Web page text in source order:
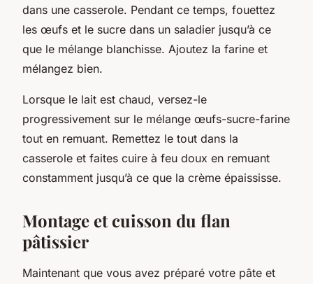
dans une casserole. Pendant ce temps, fouettez
les œufs et le sucre dans un saladier jusqu’à ce
que le mélange blanchisse. Ajoutez la farine et
mélangez bien.
Lorsque le lait est chaud, versez-le
progressivement sur le mélange œufs-sucre-farine
tout en remuant. Remettez le tout dans la
casserole et faites cuire à feu doux en remuant
constamment jusqu’à ce que la crème épaississe.
Montage et cuisson du flan
pâtissier
Maintenant que vous avez préparé votre pâte et